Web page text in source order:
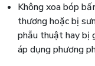
Không xoa bóp
thương hoặc bị
phẫu thuật hay bị
áp dụng phương